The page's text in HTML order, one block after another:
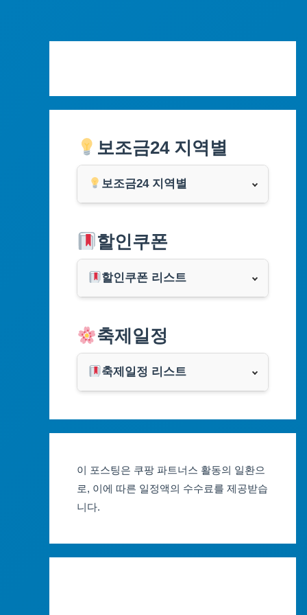
보조금24 지역별
보조금24 지역별
부산광역시
대구광역시
인천광역시
광주광역시
세종특별자치시
강원도
할인쿠폰
할인쿠폰 리스트
쿠팡
클룩
축제일정
축제일정 리스트
대구축제 일정
광주축제 일정
이 포스팅은 쿠팡 파트너스 활동의 일환으
로, 이에 따른 일정액의 수수료를 제공받습
니다.